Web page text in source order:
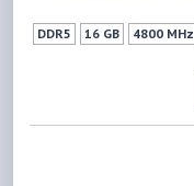
DDR5 16 GB 4800 MHz